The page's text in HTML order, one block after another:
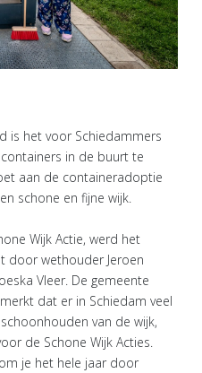
is het voor Schiedammers
in de buurt te
aan de containeradoptie
schone en fijne wijk.
Wijk Actie, werd het
door wethouder Jeroen
Vleer. De gemeente
dat er in Schiedam veel
van de wijk,
de Schone Wijk Acties.
je het hele jaar door